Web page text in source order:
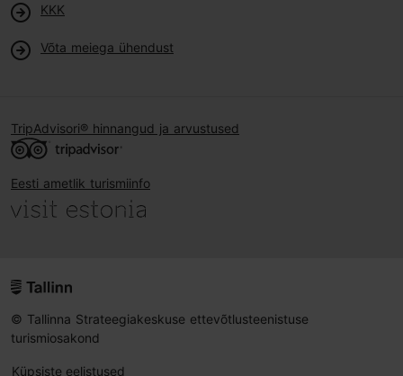
KKK
Võta meiega ühendust
TripAdvisori® hinnangud ja arvustused
Eesti ametlik turismiinfo
© Tallinna Strateegiakeskuse ettevõtlusteenistuse
turismiosakond
Küpsiste eelistused